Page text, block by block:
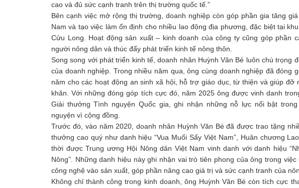
cao và đủ sức cạnh tranh trên thị trường quốc tế.”
Bên cạnh việc mở rộng thị trường, doanh nghiệp còn góp phần gia tăng
Nam và tạo việc làm ổn định cho nhiều lao động địa phương, đặc biệt tại
Cửu Long. Hoạt động sản xuất – kinh doanh của công ty cũng góp phần
người nông dân và thúc đẩy phát triển kinh tế nông thôn.
Song song với phát triển kinh tế, doanh nhân Huỳnh Văn Bé luôn chú trọng
của doanh nghiệp. Trong nhiều năm qua, ông cùng doanh nghiệp đã đóng
năm cho các hoạt động an sinh xã hội, hỗ trợ giáo dục, từ thiện và giúp đỡ
khăn. Với những đóng góp tích cực đó, năm 2025 ông được vinh danh
Giải thưởng Tình nguyện Quốc gia, ghi nhận những nỗ lực nổi bật
nguyện vì cộng đồng.
Trước đó, vào năm 2020, doanh nhân Huỳnh Văn Bé đã được trao tặng
thưởng cao quý như danh hiệu “Vua Muối Sấy Việt Nam”, Huân chương
thời được Trung ương Hội Nông dân Việt Nam vinh danh với danh hiệu
Nông”. Những danh hiệu này ghi nhận vai trò tiên phong của ông trong
công nghệ vào sản xuất, góp phần nâng cao giá trị và sức cạnh tranh của
Không chỉ thành công trong kinh doanh, ông Huỳnh Văn Bé còn tích cực